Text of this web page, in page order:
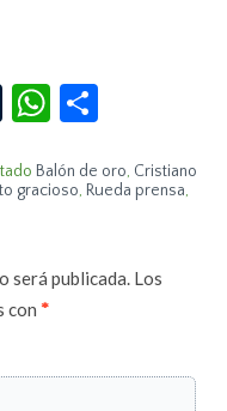
TumblrWhatsApp
Balón de oro, Cristiano
gracioso, Rueda prensa,
será publicada. Los
con*